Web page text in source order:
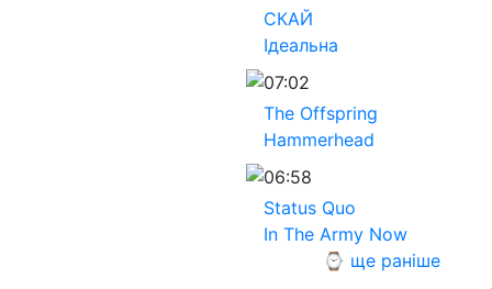
СКАЙ
Ідеальна
07:02
The Offspring
Hammerhead
06:58
Status Quo
In The Army Now
⌚ ще раніше